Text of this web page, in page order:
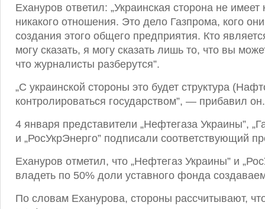
Ехануров ответил: „Украинская сторона не имеет
никакого отношения. Это дело Газпрома, кого
создания этого общего предприятия. Кто
могу сказать, я могу сказать лишь то, что вы
что журналисты разберутся”.
„С украинской стороны это будет структура
контролироваться государством”, — прибавил он.
4 января представители „Нефтегаза Украины”,
и „РосУкрЭнерго” подписали соответствующий
Ехануров отметил, что „Нефтегаз Украины” и
владеть по 50% доли уставного фонда
По словам Еханурова, стороны рассчитывают,